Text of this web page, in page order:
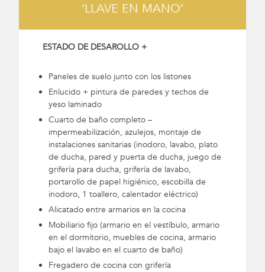
‘LLAVE EN MANO’
ESTADO DE DESAROLLO +
Paneles de suelo junto con los listones
Enlucido + pintura de paredes y techos de
yeso laminado
Cuarto de baño completo –
impermeabilización, azulejos, montaje de
instalaciones sanitarias (inodoro, lavabo, plato
de ducha, pared y puerta de ducha, juego de
grifería para ducha, grifería de lavabo,
portarollo de papel higiénico, escobilla de
inodoro, 1 toallero, calentador eléctrico)
Alicatado entre armarios en la cocina
Mobiliario fijo (armario en el vestíbulo, armario
en el dormitorio, muebles de cocina, armario
bajo el lavabo en el cuarto de baño)
Fregadero de cocina con grifería